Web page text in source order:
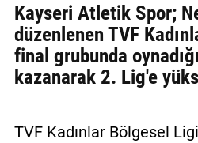
BİZE
ULAŞIN
Künye
Gizlilik
Kayseri Atletik Spor;
düzenlenen TVF
final grubunda
kazanarak 2. Lig'e
TVF Kadınlar Bölgesel